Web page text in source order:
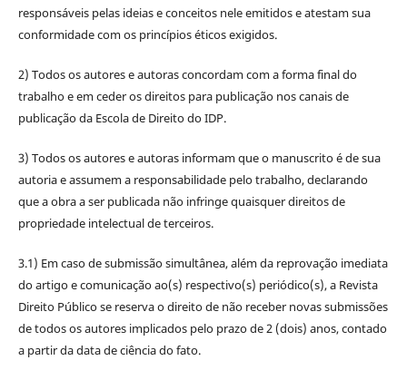
responsáveis pelas ideias e conceitos nele emitidos e atestam sua
conformidade com os princípios éticos exigidos.
2) Todos os autores e autoras concordam com a forma final do
trabalho e em ceder os direitos para publicação nos canais de
publicação da Escola de Direito do IDP.
3) Todos os autores e autoras informam que o manuscrito é de sua
autoria e assumem a responsabilidade pelo trabalho, declarando
que a obra a ser publicada não infringe quaisquer direitos de
propriedade intelectual de terceiros.
3.1) Em caso de submissão simultânea, além da reprovação imediata
do artigo e comunicação ao(s) respectivo(s) periódico(s), a Revista
Direito Público se reserva o direito de não receber novas submissões
de todos os autores implicados pelo prazo de 2 (dois) anos, contado
a partir da data de ciência do fato.